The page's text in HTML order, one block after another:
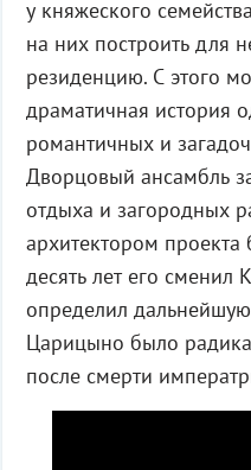
у княжеского
на них построить для
резиденцию. С этого
драматичная история
романтичных и
Дворцовый ансамбль
отдыха и загородных
архитектором
десять лет его сменил
определил
Царицыно было
после смерти